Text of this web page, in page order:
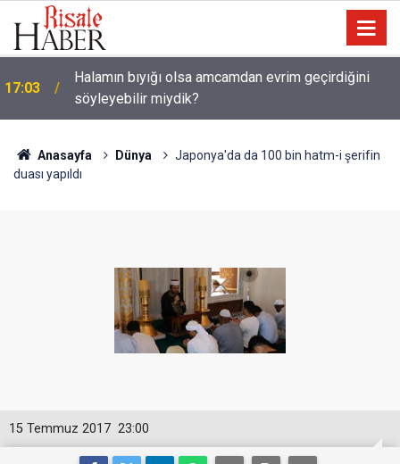
17:03
Halamın bıyığı olsa amcamdan evrim geçirdiğini
söyleyebilir miydik?
Anasayfa Dünya
Japonya'da da 100 bin hatm-i şerifin
duası yapıldı
23:00
15 Temmuz 2017